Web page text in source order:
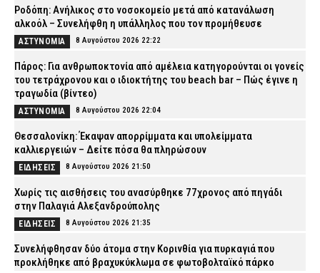
Ροδόπη: Ανήλικος στο νοσοκομείο μετά από κατανάλωση
αλκοόλ – Συνελήφθη η υπάλληλος που τον προμήθευσε
ΑΣΤΥΝΟΜΙΑ 8 Αυγούστου 2026 22:22
Πάρος: Για ανθρωποκτονία από αμέλεια κατηγορούνται οι γονείς
του τετράχρονου και ο ιδιοκτήτης του beach bar – Πώς έγινε η
τραγωδία (βίντεο)
ΑΣΤΥΝΟΜΙΑ 8 Αυγούστου 2026 22:04
Θεσσαλονίκη: Έκαψαν απορρίμματα και υπολείμματα
καλλιεργειών – Δείτε πόσα θα πληρώσουν
ΕΙΔΗΣΕΙΣ 8 Αυγούστου 2026 21:50
Χωρίς τις αισθήσεις του ανασύρθηκε 77χρονος από πηγάδι
στην Παλαγιά Αλεξανδρούπολης
ΕΙΔΗΣΕΙΣ 8 Αυγούστου 2026 21:35
Συνελήφθησαν δύο άτομα στην Κορινθία για πυρκαγιά που
προκλήθηκε από βραχυκύκλωμα σε φωτοβολταϊκό πάρκο